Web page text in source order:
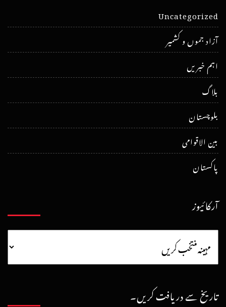
Uncategorized
آزاد جموں و کشمیر
اہم خبریں
بلاگ
بلوچستان
بین الاقوامی
پاکستان
آرکائیوز
تاریخ سے دریافت کریں۔